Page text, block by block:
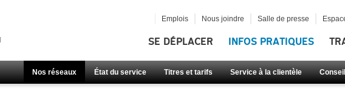
SE DÉPLACER INFOS PRATIQUES
Nos réseaux État du service Titres et tarifs Service à la clientèle
Emplois Nous joindre Salle de presse